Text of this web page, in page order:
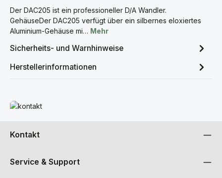
Der DAC205 ist ein professioneller D/A Wandler.
GehäuseDer DAC205 verfügt über ein silbernes eloxiertes
Aluminium-Gehäuse mi… Mehr
Sicherheits- und Warnhinweise
Herstellerinformationen
Mehr erfahren
Kontakt
Service & Support